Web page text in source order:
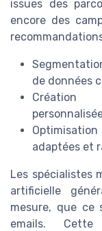
issues des
encore des
de données
Création
adaptées et
Les spécialistes
artificielle
mesure, que ce
emails. Cette